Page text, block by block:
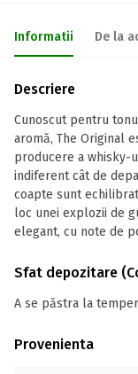
Informatii De la
Descriere
Cunoscut pentru
aromă, The Original
producere a whisky-
indiferent cât de
coapte sunt
loc unei explozii de
elegant, cu note de
Sfat depozitare
A se păstra la
Provenienta